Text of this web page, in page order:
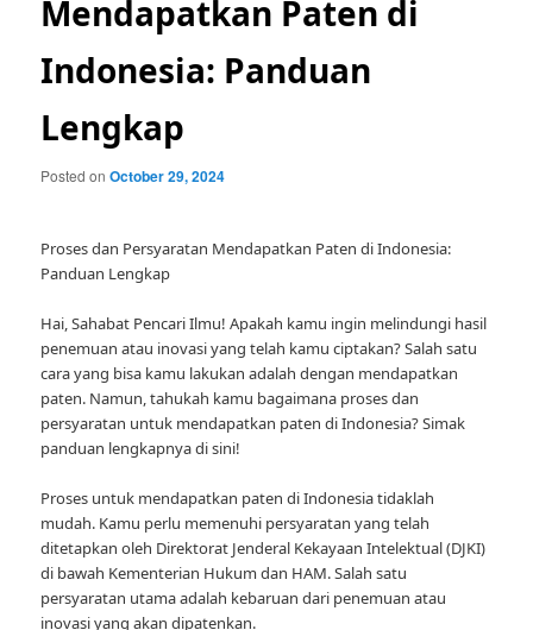
Mendapatkan Paten di
Indonesia: Panduan
Lengkap
Posted onOctober 29, 2024
Proses dan Persyaratan Mendapatkan Paten di Indonesia:
Panduan Lengkap
Hai, Sahabat Pencari Ilmu! Apakah kamu ingin melindungi hasil
penemuan atau inovasi yang telah kamu ciptakan? Salah satu
cara yang bisa kamu lakukan adalah dengan mendapatkan
paten. Namun, tahukah kamu bagaimana proses dan
persyaratan untuk mendapatkan paten di Indonesia? Simak
panduan lengkapnya di sini!
Proses untuk mendapatkan paten di Indonesia tidaklah
mudah. Kamu perlu memenuhi persyaratan yang telah
ditetapkan oleh Direktorat Jenderal Kekayaan Intelektual (DJKI)
di bawah Kementerian Hukum dan HAM. Salah satu
persyaratan utama adalah kebaruan dari penemuan atau
inovasi yang akan dipatenkan.